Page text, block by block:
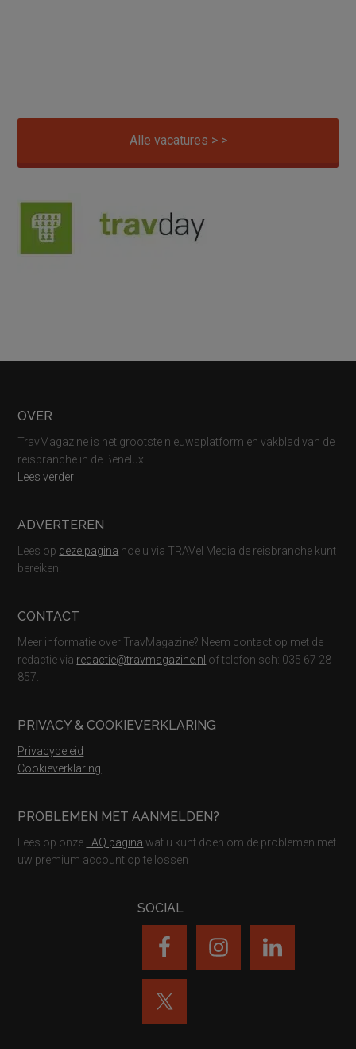
Alle vacatures > >
Footer
OVER
TravMagazine is het grootste nieuwsplatform en vakblad van de
reisbranche in de Benelux.
Lees verder
ADVERTEREN
Lees op deze pagina hoe u via TRAVel Media de reisbranche kunt
bereiken.
CONTACT
Meer informatie over TravMagazine? Neem contact op met de
redactie via redactie@travmagazine.nl of telefonisch: 035 67 28
857.
PRIVACY & COOKIEVERKLARING
Privacybeleid
Cookieverklaring
PROBLEMEN MET AANMELDEN?
Lees op onze FAQ pagina wat u kunt doen om de problemen met
uw premium account op te lossen
SOCIAL